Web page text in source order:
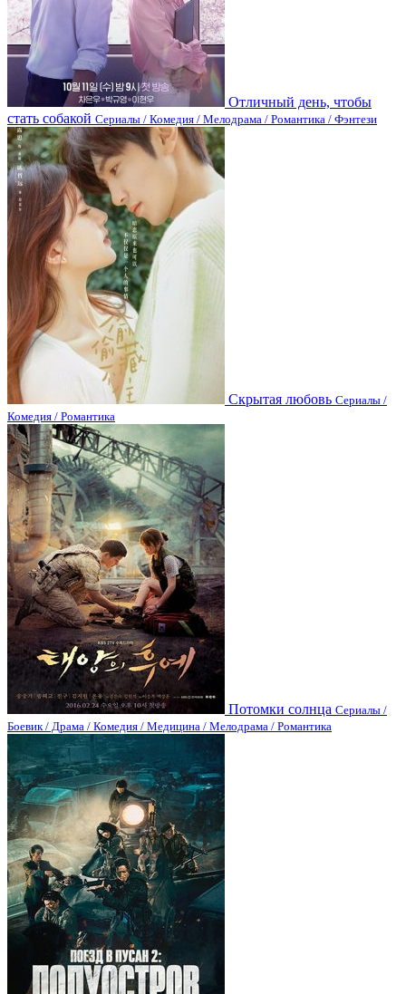
Отличный день, чтобы
стать собакой Сериалы / Комедия / Мелодрама / Романтика / Фэнтези
Скрытая любовь Сериалы /
Комедия / Романтика
Потомки солнца Сериалы /
Боевик / Драма / Комедия / Медицина / Мелодрама / Романтика